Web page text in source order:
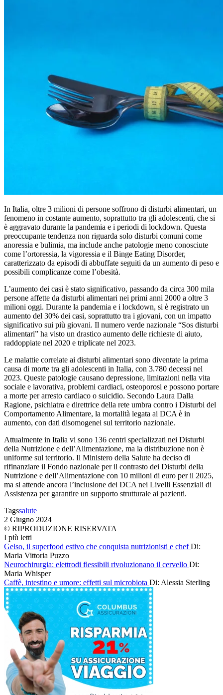
In Italia, oltre 3 milioni di persone soffrono di disturbi alimentari, un
fenomeno in costante aumento, soprattutto tra gli adolescenti, che si
è aggravato durante la pandemia e i periodi di lockdown. Questa
preoccupante tendenza non riguarda solo disturbi comuni come
anoressia e bulimia, ma include anche patologie meno conosciute
come l’ortoressia, la vigoressia e il Binge Eating Disorder,
caratterizzato da episodi di abbuffate seguiti da un aumento di peso e
possibili complicanze come l’obesità.
L’aumento dei casi è stato significativo, passando da circa 300 mila
persone affette da disturbi alimentari nei primi anni 2000 a oltre 3
milioni oggi. Durante la pandemia e i lockdown, si è registrato un
aumento del 30% dei casi, soprattutto tra i giovani, con un impatto
significativo sui più giovani. Il numero verde nazionale “Sos disturbi
alimentari” ha visto un drastico aumento delle richieste di aiuto,
raddoppiate nel 2020 e triplicate nel 2023.
Le malattie correlate ai disturbi alimentari sono diventate la prima
causa di morte tra gli adolescenti in Italia, con 3.780 decessi nel
2023. Queste patologie causano depressione, limitazioni nella vita
sociale e lavorativa, problemi cardiaci, osteoporosi e possono portare
a morte per arresto cardiaco o suicidio. Secondo Laura Dalla
Ragione, psichiatra e direttrice della rete umbra contro i Disturbi del
Comportamento Alimentare, la mortalità legata ai DCA è in
aumento, con dati disomogenei sul territorio nazionale.
Attualmente in Italia vi sono 136 centri specializzati nei Disturbi
della Nutrizione e dell’Alimentazione, ma la distribuzione non è
uniforme sul territorio. Il Ministero della Salute ha deciso di
rifinanziare il Fondo nazionale per il contrasto dei Disturbi della
Nutrizione e dell’Alimentazione con 10 milioni di euro per il 2025,
ma si attende ancora l’inclusione dei DCA nei Livelli Essenziali di
Assistenza per garantire un supporto strutturale ai pazienti.
Tagssalute
2 Giugno 2024
© RIPRODUZIONE RISERVATA
I più letti
Gelso, il superfood estivo che conquista nutrizionisti e chefDi:
Maria Vittoria Puzzo
Neurochirurgia: elettrodi flessibili rivoluzionano il cervello Di:
Maria Whisper
Caffè, intestino e umore: effetti sul microbiota Di: Alessia Sterling